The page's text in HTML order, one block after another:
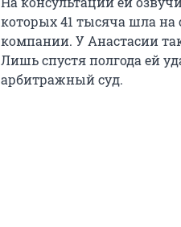
которых 41 тысяча шла на
компании. У Анастасии
Лишь спустя полгода ей
арбитражный суд.